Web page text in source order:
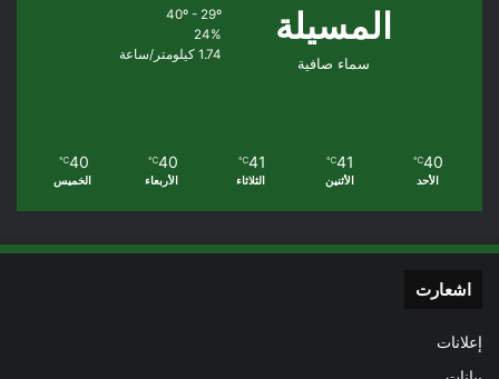
المسيلة
سماء صافية
40º - 29º
24%
1.74 كيلومتر/ساعة
40
℃
الأحد
41
℃
الأثنين
41
℃
الثلاثاء
40
℃
الأربعاء
40
℃
الخميس
اشعارت
إعلانات